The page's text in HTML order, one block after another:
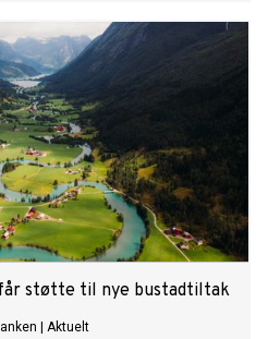
støtte til nye bustadtiltak
Aktuelt